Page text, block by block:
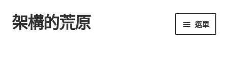
跳
至
跳
至
架構的荒原 選單